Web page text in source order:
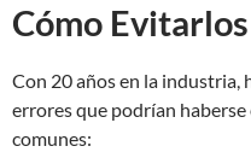
Cómo Evitarlos
Con 20 años en la industria,
errores que podrían
comunes: